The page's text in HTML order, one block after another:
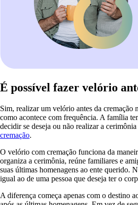
É possível fazer velório
Sim, realizar um velório antes da cremação
como acontece com frequência. A família
decidir se deseja ou não realizar a cerimônia
cremação.
O velório com cremação funciona da
organiza a cerimônia, reúne familiares e
suas últimas homenagens ao ente querido.
igual ao de uma pessoa que deseja ter o
A diferença começa apenas com o destino